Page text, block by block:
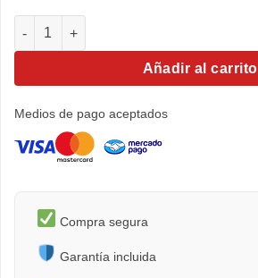
Postes Red Pro Tour 2000 cantidad
Añadir al carrito
Medios de pago aceptados
Compra segura
Garantía incluida